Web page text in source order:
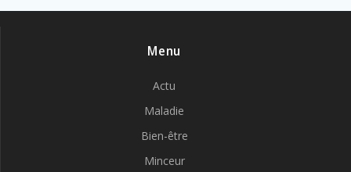
Menu
Actu
Maladie
Bien-être
Minceur